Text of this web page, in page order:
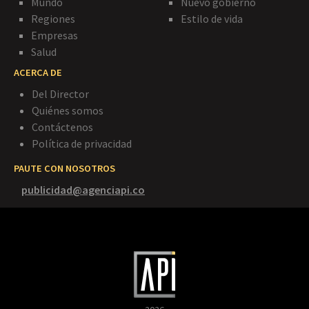
Regiones
Empresas
Salud
Estilo de vida
ACERCA DE
Del Director
Quiénes somos
Contáctenos
Política de privacidad
PAUTE CON NOSOTROS
publicidad@agenciapi.co